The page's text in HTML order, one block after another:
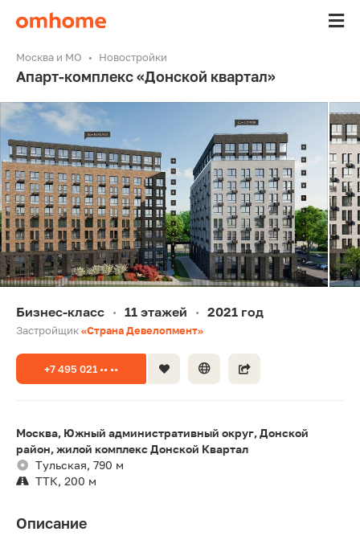
Москва и МО Новостройки
Апарт-комплекс «Донской квартал»
Бизнес-класс • 11 этажей • 2021 год
Застройщик«Страна Девелопмент»
+7 495 021 •• ••
Москва, Южный административный округ, Донской
район, жилой комплекс Донской Квартал
Тульская, 790 м
ТТК, 200 м
Описание